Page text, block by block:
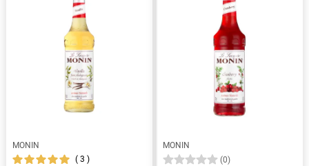
MONIN
3
MONIN
(0)